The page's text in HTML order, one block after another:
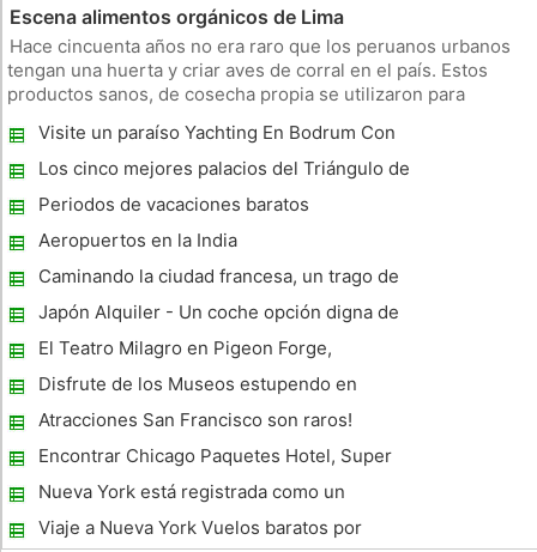
Escena alimentos orgánicos de Lima
Hace cincuenta años no era raro que los peruanos urbanos
tengan una huerta y criar aves de corral en el país. Estos
productos sanos, de cosecha propia se utilizaron para
verduras, frutas. A medida que el mundo se hizo más
desarrollado grandes
Visite un paraíso Yachting En Bodrum Con
Gargantas para sus vacaciones
Los cinco mejores palacios del Triángulo de
Oro
Periodos de vacaciones baratos
Aeropuertos en la India
Caminando la ciudad francesa, un trago de
Evian Water
Japón Alquiler - Un coche opción digna de
consideración para los turistas entusiastas
El Teatro Milagro en Pigeon Forge,
Tennessee
Disfrute de los Museos estupendo en
Chester.
Atracciones San Francisco son raros!
Encontrar Chicago Paquetes Hotel, Super
precios razonables
Nueva York está registrada como un
anfitrión para
Viaje a Nueva York Vuelos baratos por